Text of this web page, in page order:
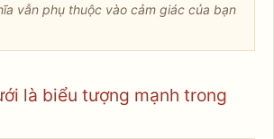
vẫn phụ thuộc vào cảm giác của bạn
là biểu tượng mạnh trong